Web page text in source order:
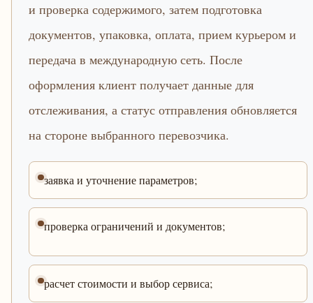
и проверка содержимого, затем подготовка
документов, упаковка, оплата, прием курьером и
передача в международную сеть. После
оформления клиент получает данные для
отслеживания, а статус отправления обновляется
на стороне выбранного перевозчика.
заявка и уточнение параметров;
проверка ограничений и документов;
расчет стоимости и выбор сервиса;